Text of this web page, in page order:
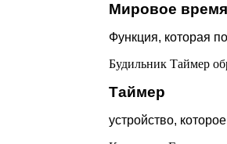
Мировое
Функция, которая
Будильник Таймер
Таймер
устройство,